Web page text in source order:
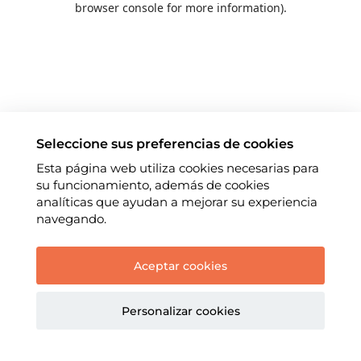
browser console for more information).
Seleccione sus preferencias de cookies
Esta página web utiliza cookies necesarias para
su funcionamiento, además de cookies
analíticas que ayudan a mejorar su experiencia
navegando.
Aceptar cookies
Personalizar cookies